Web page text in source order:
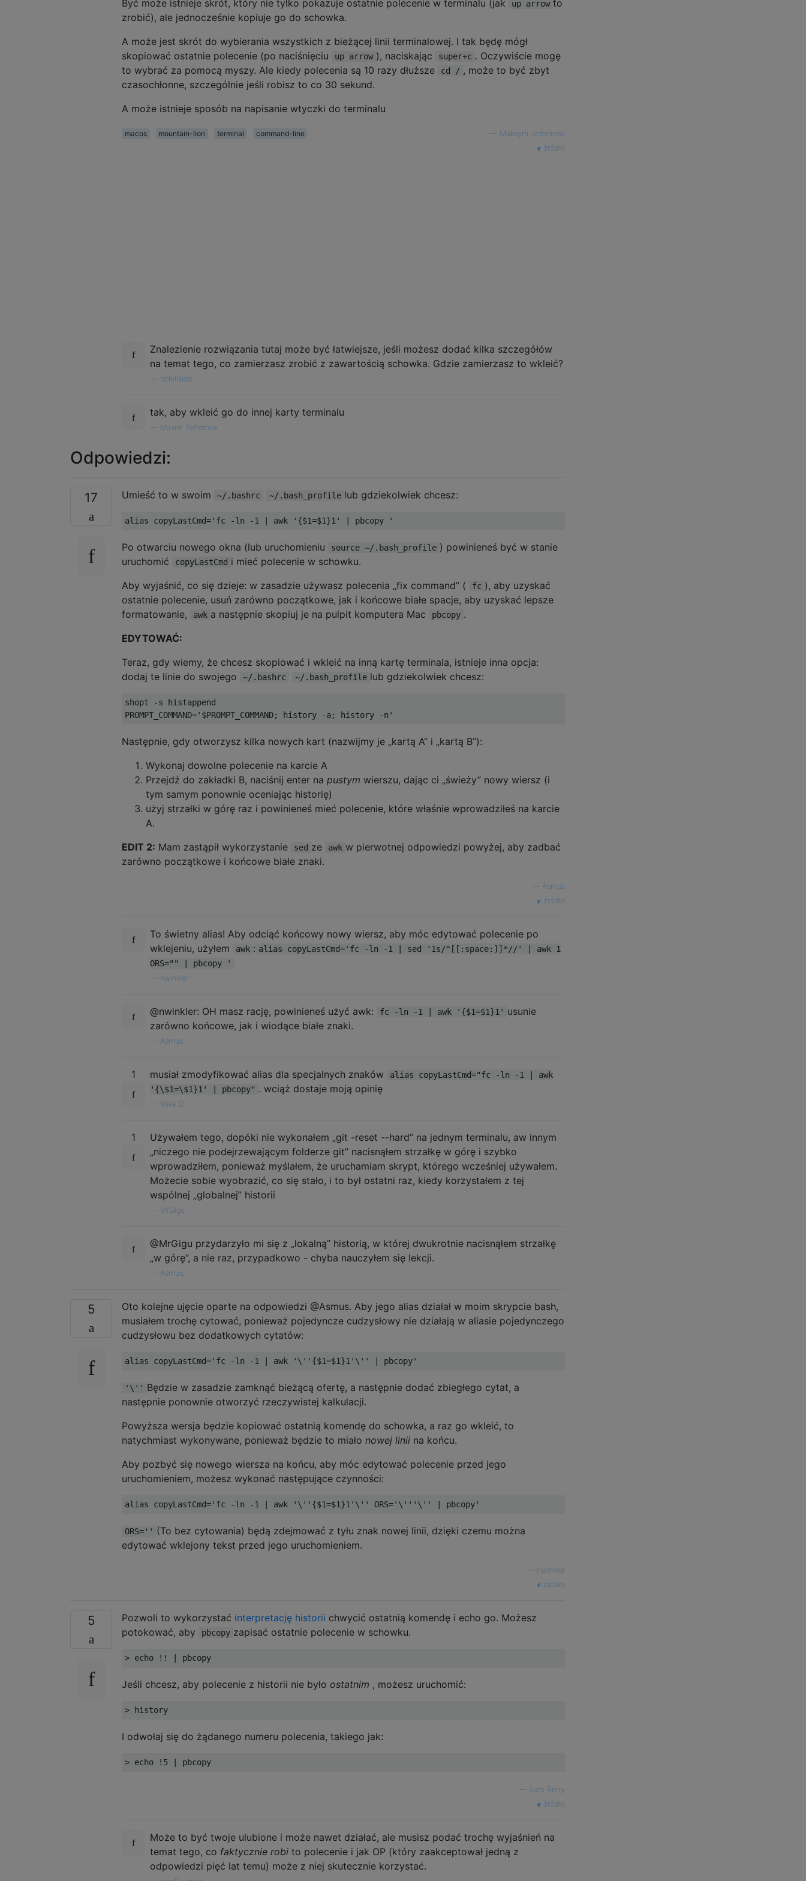
Być może istnieje skrót, który nie tylko pokazuje ostatnie polecenie w terminalu (jak
up arrow to
zrobić), ale jednocześnie kopiuje go do schowka.
A może jest skrót do wybierania wszystkich z bieżącej linii terminalowej. I tak będę mógł
skopiować ostatnie polecenie (po naciśnięciu
up arrow ), naciskając super+c . Oczywiście mogę
to wybrać za pomocą myszy. Ale kiedy polecenia są 10 razy dłuższe
cd / , może to być zbyt
czasochłonne, szczególnie jeśli robisz to co 30 sekund.
A może istnieje sposób na napisanie wtyczki do terminalu
macos mountain-lion terminal command-line
Maksym Jefremow
źródło
Znalezienie rozwiązania tutaj może być łatwiejsze, jeśli możesz dodać kilka szczegółów
na temat tego, co zamierzasz zrobić z zawartością schowka. Gdzie zamierzasz to wkleić?
nohillside
tak, aby wkleić go do innej karty terminalu
Maxim Yefremov
Odpowiedzi:
17 Umieść to w swoim ~/.bashrc ~/.bash_profile lub gdziekolwiek chcesz:
alias copyLastCmd='fc -ln -1 | awk ' {$1=$1}1 ' | pbcopy '
Po otwarciu nowego okna (lub uruchomieniu source ~/.bash_profile ) powinieneś być w stanie
uruchomić
copyLastCmd i mieć polecenie w schowku.
Aby wyjaśnić, co się dzieje: w zasadzie używasz polecenia „fix command” (
fc ), aby uzyskać
ostatnie polecenie, usuń zarówno początkowe, jak i końcowe białe spacje, aby uzyskać lepsze
formatowanie,
awk a następnie skopiuj je na pulpit komputera Mac pbcopy .
EDYTOWAĆ:
Teraz, gdy wiemy, że chcesz skopiować i wkleić na inną kartę terminala, istnieje inna opcja:
dodaj te linie do swojego
~/.bashrc ~/.bash_profile lub gdziekolwiek chcesz:
shopt -s histappend
PROMPT_COMMAND='$PROMPT_COMMAND; history -a; history -n'
Następnie, gdy otworzysz kilka nowych kart (nazwijmy je „kartą A” i „kartą B”):
Wykonaj dowolne polecenie na karcie A
Przejdź do zakładki B, naciśnij enter na pustym wierszu, dając ci „świeży” nowy wiersz (i
tym samym ponownie oceniając historię)
użyj strzałki w górę raz i powinieneś mieć polecenie, które właśnie wprowadziłeś na karcie
A.
EDIT 2: Mam zastąpił wykorzystanie sed ze awk w pierwotnej odpowiedzi powyżej, aby zadbać
zarówno początkowe i końcowe białe znaki.
Asmus
źródło
To świetny alias! Aby odciąć końcowy nowy wiersz, aby móc edytować polecenie po
wklejeniu, użyłem
awk : alias copyLastCmd='fc -ln -1 | sed '1s/^[[:space:]]*//' | awk 1
ORS="" | pbcopy '
nwinkler
@nwinkler: OH masz rację, powinieneś użyć awk: fc -ln -1 | awk '{$1=$1}1' usunie
zarówno końcowe, jak i wiodące białe znaki.
Asmus
1 musiał zmodyfikować alias dla specjalnych znaków
alias copyLastCmd="fc -ln -1 | awk
'{\$1=\$1}1' | pbcopy" . wciąż dostaje moją opinię
Mike D
1
Używałem tego, dopóki nie wykonałem „git -reset --hard” na jednym terminalu, aw innym
„niczego nie podejrzewającym folderze git” nacisnąłem strzałkę w górę i szybko
wprowadziłem, ponieważ myślałem, że uruchamiam skrypt, którego wcześniej używałem.
Możecie sobie wyobrazić, co się stało, i to był ostatni raz, kiedy korzystałem z tej
wspólnej „globalnej” historii
MrGigu
@MrGigu przydarzyło mi się z „lokalną” historią, w której dwukrotnie nacisnąłem strzałkę
„w górę”, a nie raz, przypadkowo - chyba nauczyłem się lekcji.
Asmus,
5
Oto kolejne ujęcie oparte na odpowiedzi @Asmus. Aby jego alias działał w moim skrypcie bash,
musiałem trochę cytować, ponieważ pojedyncze cudzysłowy nie działają w aliasie pojedynczego
cudzysłowu bez dodatkowych cytatów:
alias copyLastCmd='fc -ln -1 | awk ' \' '{$1=$1}1' \' ' | pbcopy'
'\'' Będzie w zasadzie zamknąć bieżącą ofertę, a następnie dodać zbiegłego cytat, a
następnie ponownie otworzyć rzeczywistej kalkulacji.
Powyższa wersja będzie kopiować ostatnią komendę do schowka, a raz go wkleić, to
natychmiast wykonywane, ponieważ będzie to miało nowej linii na końcu.
Aby pozbyć się nowego wiersza na końcu, aby móc edytować polecenie przed jego
uruchomieniem, możesz wykonać następujące czynności:
alias copyLastCmd='fc -ln -1 | awk ' \' '{$1=$1}1' \' ' ORS=' \' '' \' ' | pbcopy'
ORS='' (To bez cytowania) będą zdejmować z tyłu znak nowej linii, dzięki czemu można
edytować wklejony tekst przed jego uruchomieniem.
nwinkler
źródło
5 Pozwoli to wykorzystać interpretację historii chwycić ostatnią komendę i echo go. Możesz
potokować, aby
pbcopy zapisać ostatnie polecenie w schowku.
> echo !! | pbcopy
Jeśli chcesz, aby polecenie z historii nie było ostatnim , możesz uruchomić:
> history
I odwołaj się do żądanego numeru polecenia, takiego jak:
> echo ! 5 | pbcopy
Sam Berry
źródło
Może to być twoje ulubione i może nawet działać, ale musisz podać trochę wyjaśnień na
temat tego, co faktycznie robi to polecenie i jak OP (który zaakceptował jedną z
odpowiedzi pięć lat temu) może z niej skutecznie korzystać.